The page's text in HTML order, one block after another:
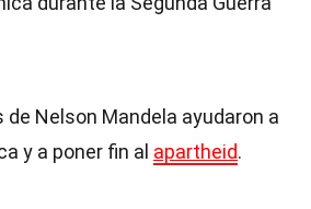
Nelson Mandela ayudaron a
y a poner fin al apartheid.